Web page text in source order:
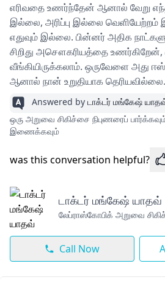
எரிவதை உணர்ந்தேன் ஆனால் வேறு
இல்லை, அரிப்பு இல்லை வெளியேற்றம்
எதுவும் இல்லை. பின்னர் அதிக
சிறிது அசௌகரியத்தை
வீங்கியிருக்கலாம். ஒருவேளை அது
ஆனால் நான் உறுதியாக தெரியவில்லை.
Answered by டாக்டர் மங்கேஷ்
ஒரு அறுவை சிகிச்சை நிபுணரைப்
இணைக்கவும்
was this conversation helpful?
டாக்டர் மங்கேஷ் யாதவ்
லேப்ராஸ்கோபிக் அறுவை
Call Now